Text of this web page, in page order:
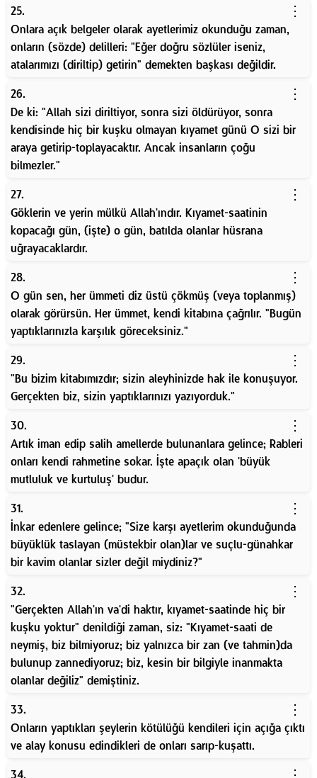
25. ⋮
Onlara açık belgeler olarak ayetlerimiz okunduğu zaman,
onların (sözde) delilleri: "Eğer doğru sözlüler iseniz,
atalarımızı (diriltip) getirin" demekten başkası değildir.
26. ⋮
De ki: "Allah sizi diriltiyor, sonra sizi öldürüyor, sonra
kendisinde hiç bir kuşku olmayan kıyamet günü O sizi bir
araya getirip-toplayacaktır. Ancak insanların çoğu
bilmezler."
27. ⋮
Göklerin ve yerin mülkü Allah'ındır. Kıyamet-saatinin
kopacağı gün, (işte) o gün, batılda olanlar hüsrana
uğrayacaklardır.
28. ⋮
O gün sen, her ümmeti diz üstü çökmüş (veya toplanmış)
olarak görürsün. Her ümmet, kendi kitabına çağrılır. "Bugün
yaptıklarınızla karşılık göreceksiniz."
29. ⋮
"Bu bizim kitabımızdır; sizin aleyhinizde hak ile konuşuyor.
Gerçekten biz, sizin yaptıklarınızı yazıyorduk."
30. ⋮
Artık iman edip salih amellerde bulunanlara gelince; Rableri
onları kendi rahmetine sokar. İşte apaçık olan 'büyük
mutluluk ve kurtuluş' budur.
31. ⋮
İnkar edenlere gelince; "Size karşı ayetlerim okunduğunda
büyüklük taslayan (müstekbir olan)lar ve suçlu-günahkar
bir kavim olanlar sizler değil miydiniz?"
32. ⋮
"Gerçekten Allah'ın va'di haktır, kıyamet-saatinde hiç bir
kuşku yoktur" denildiği zaman, siz: "Kıyamet-saati de
neymiş, biz bilmiyoruz; biz yalnızca bir zan (ve tahmin)da
bulunup zannediyoruz; biz, kesin bir bilgiyle inanmakta
olanlar değiliz" demiştiniz.
33. ⋮
Onların yaptıkları şeylerin kötülüğü kendileri için açığa çıktı
ve alay konusu edindikleri de onları sarıp-kuşattı.
34. ⋮